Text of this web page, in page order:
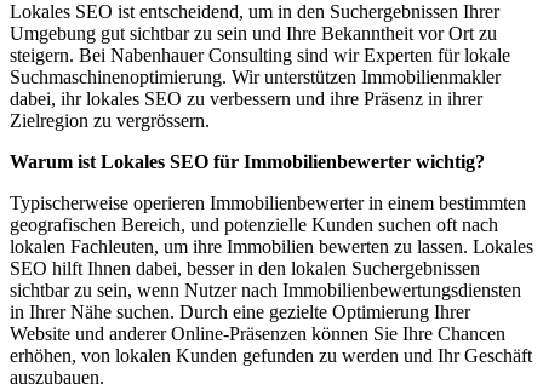
Lokales SEO ist entscheidend, um in den Suchergebnissen Ihrer
Umgebung gut sichtbar zu sein und Ihre Bekanntheit vor Ort zu
steigern. Bei Nabenhauer Consulting sind wir Experten für lokale
Suchmaschinenoptimierung. Wir unterstützen Immobilienmakler
dabei, ihr lokales SEO zu verbessern und ihre Präsenz in ihrer
Zielregion zu vergrössern.
Warum ist Lokales SEO für Immobilienbewerter wichtig?
Typischerweise operieren Immobilienbewerter in einem bestimmten
geografischen Bereich, und potenzielle Kunden suchen oft nach
lokalen Fachleuten, um ihre Immobilien bewerten zu lassen. Lokales
SEO hilft Ihnen dabei, besser in den lokalen Suchergebnissen
sichtbar zu sein, wenn Nutzer nach Immobilienbewertungsdiensten
in Ihrer Nähe suchen. Durch eine gezielte Optimierung Ihrer
Website und anderer Online-Präsenzen können Sie Ihre Chancen
erhöhen, von lokalen Kunden gefunden zu werden und Ihr Geschäft
auszubauen.